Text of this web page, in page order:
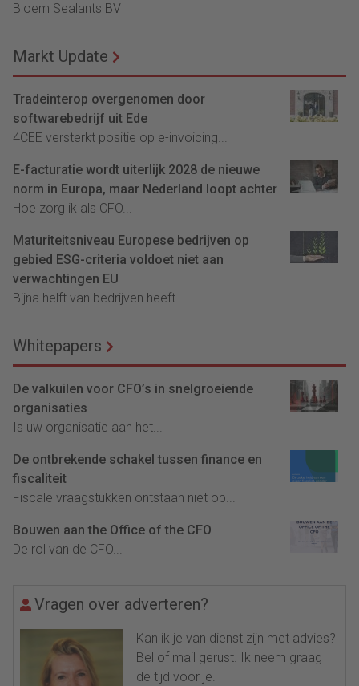
Bloem Sealants BV
Markt Update
Tradeinterop overgenomen door
softwarebedrijf uit Ede
4CEE versterkt positie op e-invoicing...
E-facturatie wordt uiterlijk 2028 de nieuwe
norm in Europa, maar Nederland loopt achter
Hoe zorg ik als CFO...
Maturiteitsniveau Europese bedrijven op
gebied ESG-criteria voldoet niet aan
verwachtingen EU
Bijna helft van bedrijven heeft...
Whitepapers
De valkuilen voor CFO’s in snelgroeiende
organisaties
Is uw organisatie aan het...
De ontbrekende schakel tussen finance en
fiscaliteit
Fiscale vraagstukken ontstaan niet op...
Bouwen aan the Office of the CFO
De rol van de CFO...
Vragen over adverteren?
Kan ik je van dienst zijn met advies?
Bel of mail gerust. Ik neem graag
de tijd voor je.